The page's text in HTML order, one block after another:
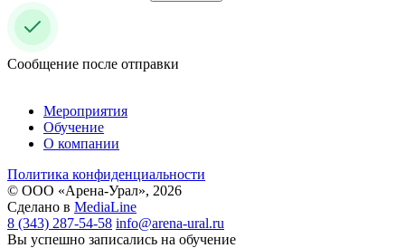
Сообщение после отправки
Мероприятия
Обучение
О компании
Политика конфиденциальности
© ООО «Арена-Урал», 2026
Сделано в MediaLine
8 (343) 287-54-58 info@arena-ural.ru
Вы успешно записались на обучение